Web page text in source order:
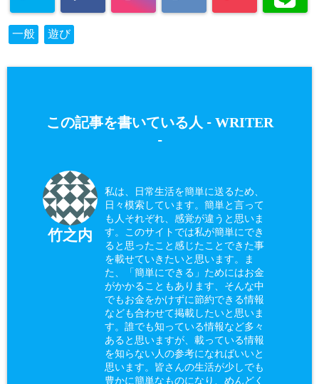
一般 遊び
この記事を書いている人 - WRITER
-
竹之内
私は、日常生活を簡単に送るため、
日々模索しています。簡単と言って
も人それぞれ、感覚が違うと思いま
す。このサイトでは私が簡単にでき
ると思ったこと感じたことできた事
を載せていきたいと思います。ま
た、「簡単にできる」ためにはお金
がかかることもあります、そんな中
でもお金をかけずに節約できる情報
なども合わせて掲載したいと思いま
す。誰でも知っている情報など多々
あると思いますが、載っている情報
を知らない人の参考になればいいと
思います。皆さんの生活が少しでも
豊かに簡単なものになり、めんどく